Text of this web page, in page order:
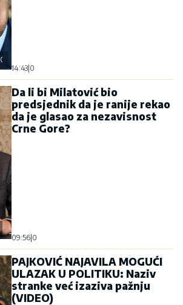
14:43 0
Da li bi Milatović bio
predsjednik da je ranije rekao
da je glasao za nezavisnost
Crne Gore?
09:56 0
PAJKOVIĆ NAJAVILA MOGUĆI
ULAZAK U POLITIKU: Naziv
stranke već izaziva pažnju
(VIDEO)